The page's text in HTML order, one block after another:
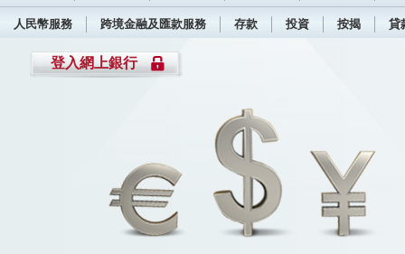
人民幣服務 跨境金融及匯款服務 存款 投資 按揭 貸
登入網上銀行